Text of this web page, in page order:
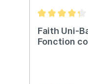
Faith Uni-
Fonction